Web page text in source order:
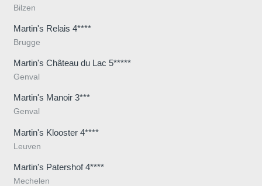
Bilzen
Martin's Relais 4****
Brugge
Martin's Château du Lac 5*****
Genval
Martin's Manoir 3***
Genval
Martin's Klooster 4****
Leuven
Martin's Patershof 4****
Mechelen